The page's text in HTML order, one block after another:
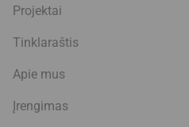
Projektai
Tinklaraštis
Apie mus
Įrengimas